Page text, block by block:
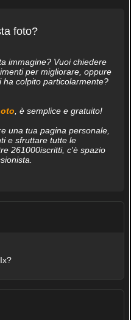
foto?
immagine? Vuoi chiedere
per migliorare, oppure
colpito particolarmente?
, è semplice e gratuito!
una tua pagina personale,
e sfruttare tutte le
261000iscritti, c'è spazio